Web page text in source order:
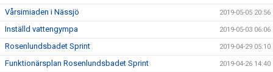
Vårsimiaden i Nässjö 2019-05-05 20:56
Inställd vattengympa 2019-05-03 06:06
Rosenlundsbadet Sprint 2019-04-29 05:10
Funktionärsplan Rosenlundsbadet Sprint 2019-04-26 14:40